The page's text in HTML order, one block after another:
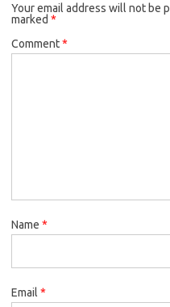
Your email address will not be
marked *
Comment*
Name *
Email *